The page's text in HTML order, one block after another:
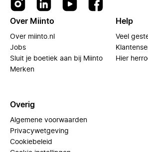
Over Miinto
Over miinto.nl
Jobs
Sluit je boetiek aan bij Miinto
Merken
Help
Veel
Hier
Overig
Algemene voorwaarden
Privacywetgeving
Cookiebeleid